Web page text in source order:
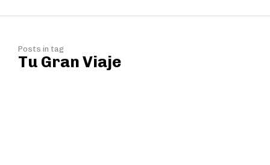
Posts in tag
Tu Gran Viaje